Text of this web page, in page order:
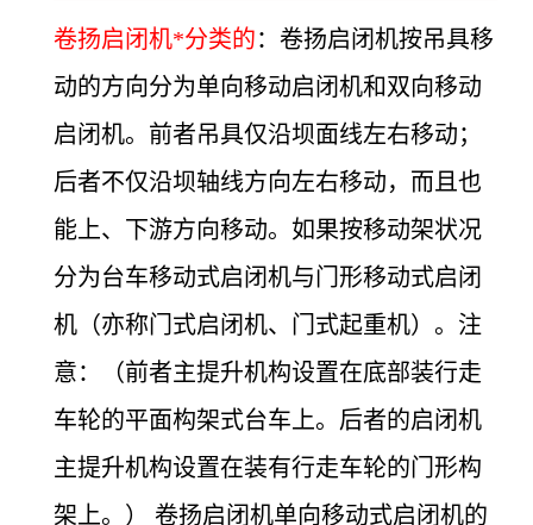
卷扬启闭机*分类的：卷扬启闭机按吊具移
动的方向分为单向移动启闭机和双向移动
启闭机。前者吊具仅沿坝面线左右移动；
后者不仅沿坝轴线方向左右移动，而且也
能上、下游方向移动。如果按移动架状况
分为台车移动式启闭机与门形移动式启闭
机（亦称门式启闭机、门式起重机）。注
意：（前者主提升机构设置在底部装行走
车轮的平面构架式台车上。后者的启闭机
主提升机构设置在装有行走车轮的门形构
架上。） 卷扬启闭机单向移动式启闭机的